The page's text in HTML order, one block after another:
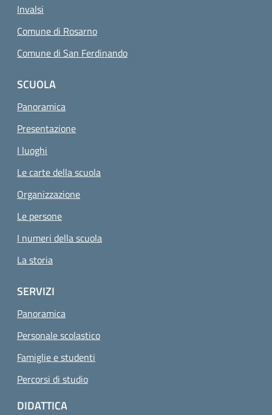
Invalsi
Comune di Rosarno
Comune di San Ferdinando
SCUOLA
Panoramica
Presentazione
I luoghi
Le carte della scuola
Organizzazione
Le persone
I numeri della scuola
La storia
SERVIZI
Panoramica
Personale scolastico
Famiglie e studenti
Percorsi di studio
DIDATTICA